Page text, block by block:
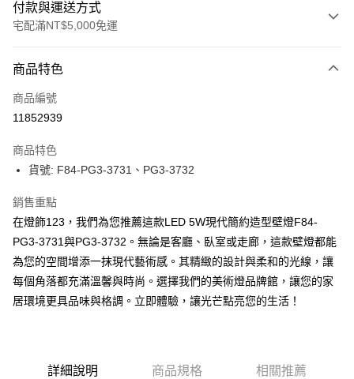
付款與運送方式
宅配滿NT$5,000免運
信用卡一次付款
LINE Pay
街口支付
悠遊付
全盈+PAY
AFTEE先享後付
相關說明
AFTEE先享後付是「在收到商品之後才付款」的支付方式。 讓您購物簡單
３．安心：先確認商品／服務後，再付款。
ATM付款
商品特色
商品編號
11852939
商品特色
貨號: F84-PG3-3731、PG3-3732
銷售重點
在燈飾123，我們為您推薦這款LED 5W現代簡約造型壁燈F84-
PG3-3731與PG3-3732。無論是客廳、臥室或走廊，這款壁燈都能
為您的空間增添一抹現代藝術感。其精緻的設計與柔和的光線，讓
每個角落都充滿溫馨與時尚。選擇我們的美術燈品牌館，讓您的家
居環境更具品味與格調。立即體驗，讓光芒點亮您的生活！
詳細說明 商品規格 相關推薦